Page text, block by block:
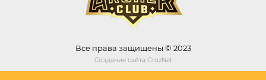
Все права защищены © 2023
Создание сайта GrozNet